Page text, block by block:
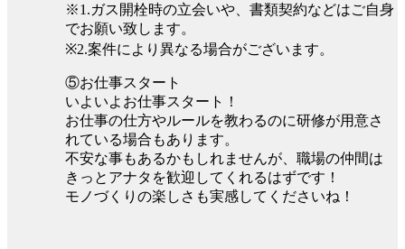
※1.ガス開栓時の立会いや、書類契約などはご自身
でお願い致します。
※2.案件により異なる場合がございます。
⑤お仕事スタート
いよいよお仕事スタート！
お仕事の仕方やルールを教わるのに研修が用意さ
れている場合もあります。
不安な事もあるかもしれませんが、職場の仲間は
きっとアナタを歓迎してくれるはずです！
モノづくりの楽しさも実感してくださいね！